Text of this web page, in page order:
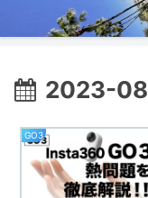
2023-08
GO3